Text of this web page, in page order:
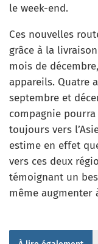
le week-end.
Ces nouvelles
grâce à la
mois de
appareils. Quatre
septembre et
compagnie
toujours vers
estime en effet
vers ces deux
témoignant un
même augmenter